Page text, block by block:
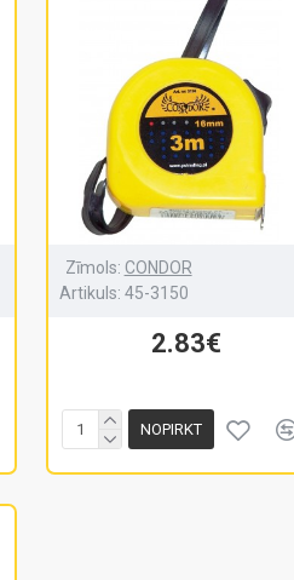
Zīmols: CONDOR
Artikuls: 45-3150
2.83€
NOPIRKT